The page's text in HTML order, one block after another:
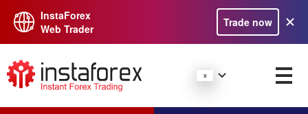
InstaForex
Web Trader
Trade now